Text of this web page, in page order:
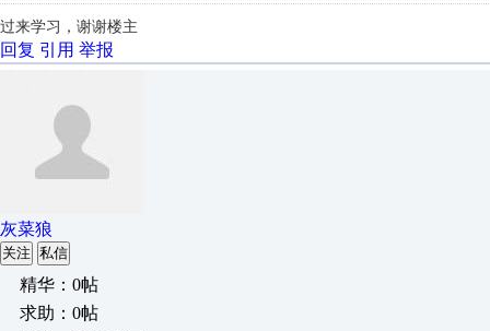
过来学习，谢谢楼主
回复 引用 举报
灰菜狼
关注 私信
精华：0帖
求助：0帖